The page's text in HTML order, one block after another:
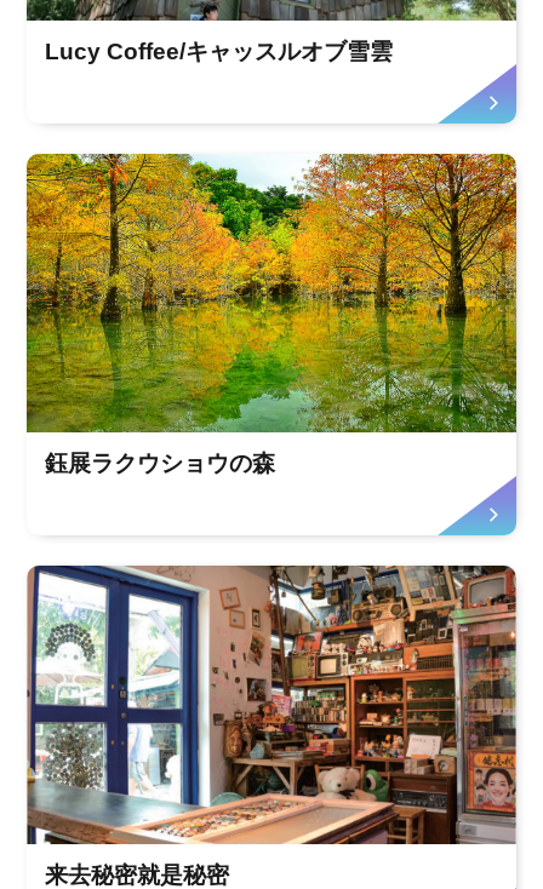
Lucy Coffee/キャッスルオブ雪雲
鈺展ラクウショウの森
来去秘密就是秘密